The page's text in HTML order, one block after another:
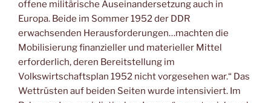
offene militärische Auseinandersetzung auch in
Europa. Beide im Sommer 1952 der DDR
erwachsenden Herausforderungen…machten die
Mobilisierung finanzieller und materieller Mittel
erforderlich, deren Bereitstellung im
Volkswirtschaftsplan 1952 nicht vorgesehen war.“ Das
Wettrüsten auf beiden Seiten wurde intensiviert. Im